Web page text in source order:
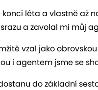
konci léta a vlastně až
a zavolal mi můj
vzal jako
i agentem jsme se
do základní